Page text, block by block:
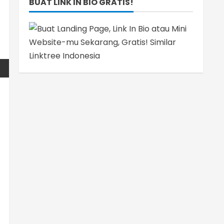
BUAT LINK IN BIO GRATIS!